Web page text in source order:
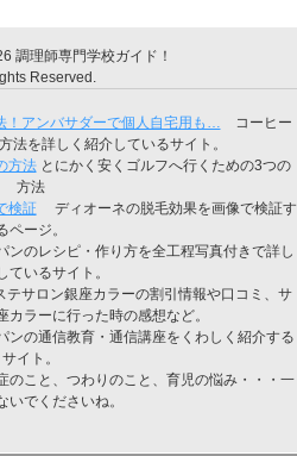
調理師専門学校ガイド！
Reserved.
！アンバサダーで個人自宅用も… コーヒー
法を詳しく紹介しているサイト。
方法とにかく安くゴルフへ行くための3つの
方法
検証ディオーネの脱毛効果を画像で検証す
ページ。
ンのレシピ・作り方を全工程写真付きで詳し
ているサイト。
サロン銀座カラーの割引情報や口コミ、サ
カラーに行った時の感想など。
ンの通信教育・通信講座をくわしく紹介する
サイト。
のこと、つわりのこと、育児の悩み・・・一
いでくださいね。